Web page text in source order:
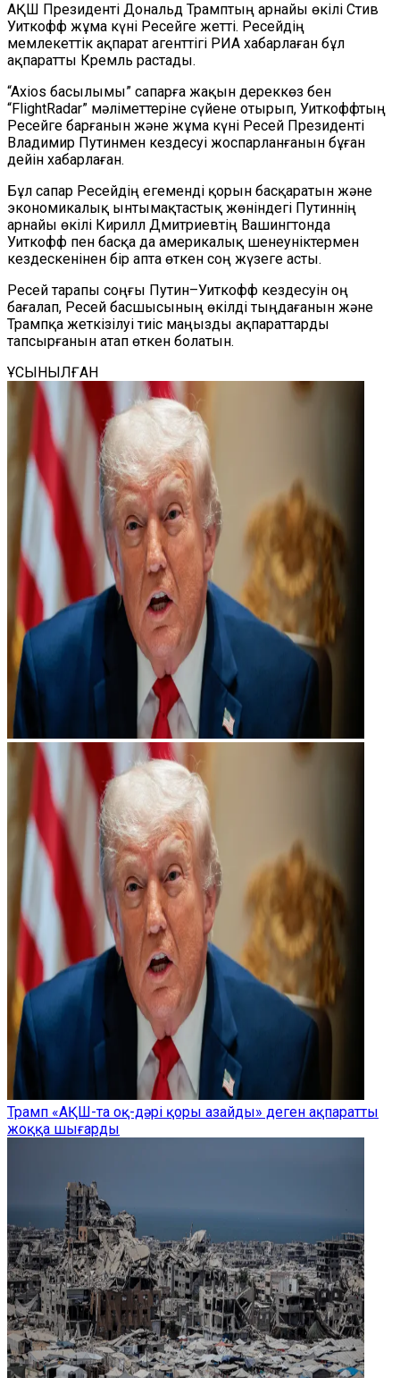
АҚШ Президенті Дональд Трамптың арнайы өкілі Стив
Уиткофф жұма күні Ресейге жетті. Ресейдің
мемлекеттік ақпарат агенттігі РИА хабарлаған бұл
ақпаратты Кремль растады.
“Axios басылымы” сапарға жақын дереккөз бен
“FlightRadar” мәліметтеріне сүйене отырып, Уиткоффтың
Ресейге барғанын және жұма күні Ресей Президенті
Владимир Путинмен кездесуі жоспарланғанын бұған
дейін хабарлаған.
Бұл сапар Ресейдің егеменді қорын басқаратын және
экономикалық ынтымақтастық жөніндегі Путиннің
арнайы өкілі Кирилл Дмитриевтің Вашингтонда
Уиткофф пен басқа да америкалық шенеуніктермен
кездескенінен бір апта өткен соң жүзеге асты.
Ресей тарапы соңғы Путин–Уиткофф кездесуін оң
бағалап, Ресей басшысының өкілді тыңдағанын және
Трампқа жеткізілуі тиіс маңызды ақпараттарды
тапсырғанын атап өткен болатын.
ҰСЫНЫЛҒАН
Трамп «АҚШ-та оқ-дәрі қоры азайды» деген ақпаратты
жоққа шығарды